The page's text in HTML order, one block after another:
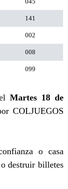
141
002
008
099
Martes 18 de
COLJUEGOS
o casa
destruir billetes